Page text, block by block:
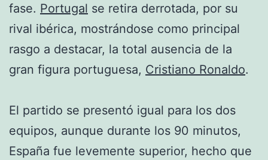
fase. Portugal se retira derrotada, por su
rival ibérica, mostrándose como principal
rasgo a destacar, la total ausencia de la
gran figura portuguesa, Cristiano Ronaldo.
El partido se presentó igual para los dos
equipos, aunque durante los 90 minutos,
España fue levemente superior, hecho que